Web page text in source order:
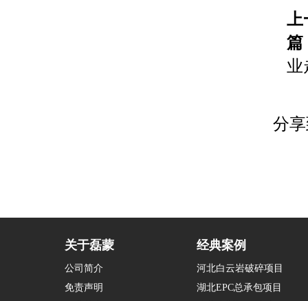
上
篇
业
分
关于磊蒙
公司简介
免责声明
经典案例
河北白云岩破碎项目
湖北EPC总承包项目